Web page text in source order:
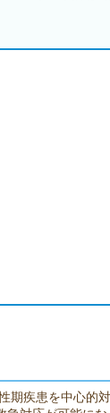
期疾患を中心的